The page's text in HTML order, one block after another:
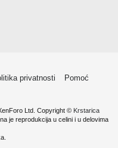
privatnosti
Pomoć
Ltd. Copyright © Krstarica
je reprodukcija u celini i u delovima